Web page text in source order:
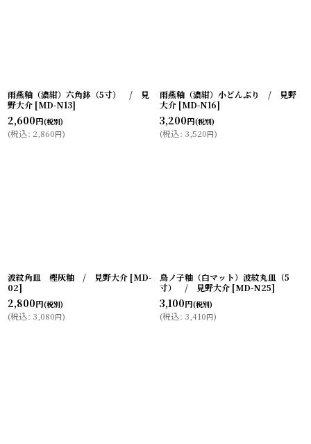
雨燕釉（濃紺）六角鉢（5寸） / 見
野大介 [MD-N13]
2,600円(税別)
(税込: 2,860円)
雨燕釉（濃紺）小どんぶり / 見野
大介 [MD-N16]
3,200円(税別)
(税込: 3,520円)
波紋角皿 樫灰釉 / 見野大介 [MD-
02]
2,800円(税別)
(税込: 3,080円)
鳥ノ子釉（白マット）波紋丸皿（5
寸） / 見野大介 [MD-N25]
3,100円(税別)
(税込: 3,410円)